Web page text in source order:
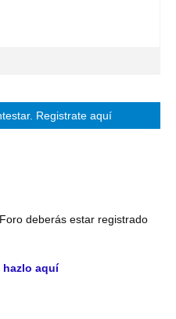
Registrate aquí
deberás estar registrado
hazlo aquí